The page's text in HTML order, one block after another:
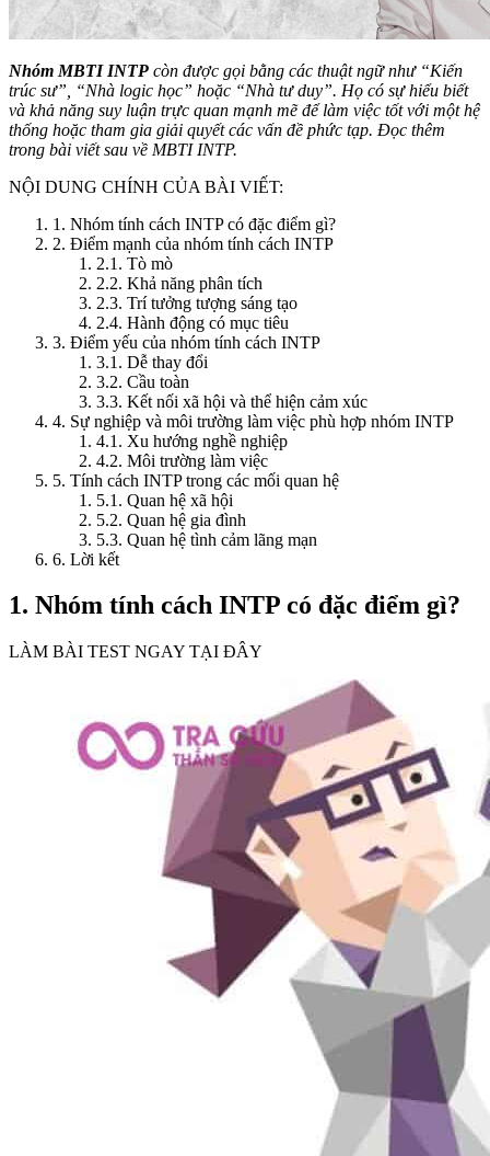
Nhóm MBTI INTP còn được gọi bằng các thuật ngữ như “Kiến
trúc sư”, “Nhà logic học” hoặc “Nhà tư duy”. Họ có sự hiểu biết
và khả năng suy luận trực quan mạnh mẽ để làm việc tốt với một hệ
thống hoặc tham gia giải quyết các vấn đề phức tạp. Đọc thêm
trong bài viết sau về MBTI INTP.
NỘI DUNG CHÍNH CỦA BÀI VIẾT:
1. Nhóm tính cách INTP có đặc điểm gì?
2. Điểm mạnh của nhóm tính cách INTP
2.1. Tò mò
2.2. Khả năng phân tích
2.3. Trí tưởng tượng sáng tạo
2.4. Hành động có mục tiêu
3. Điểm yếu của nhóm tính cách INTP
3.1. Dễ thay đổi
3.2. Cầu toàn
3.3. Kết nối xã hội và thể hiện cảm xúc
4. Sự nghiệp và môi trường làm việc phù hợp nhóm INTP
4.1. Xu hướng nghề nghiệp
4.2. Môi trường làm việc
5. Tính cách INTP trong các mối quan hệ
5.1. Quan hệ xã hội
5.2. Quan hệ gia đình
5.3. Quan hệ tình cảm lãng mạn
6. Lời kết
1. Nhóm tính cách INTP có đặc điểm gì?
LÀM BÀI TEST NGAY TẠI ĐÂY